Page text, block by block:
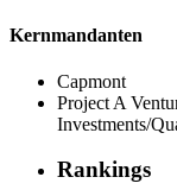
Kernmandanten
Capmont
Project A
Investments/
Rankings